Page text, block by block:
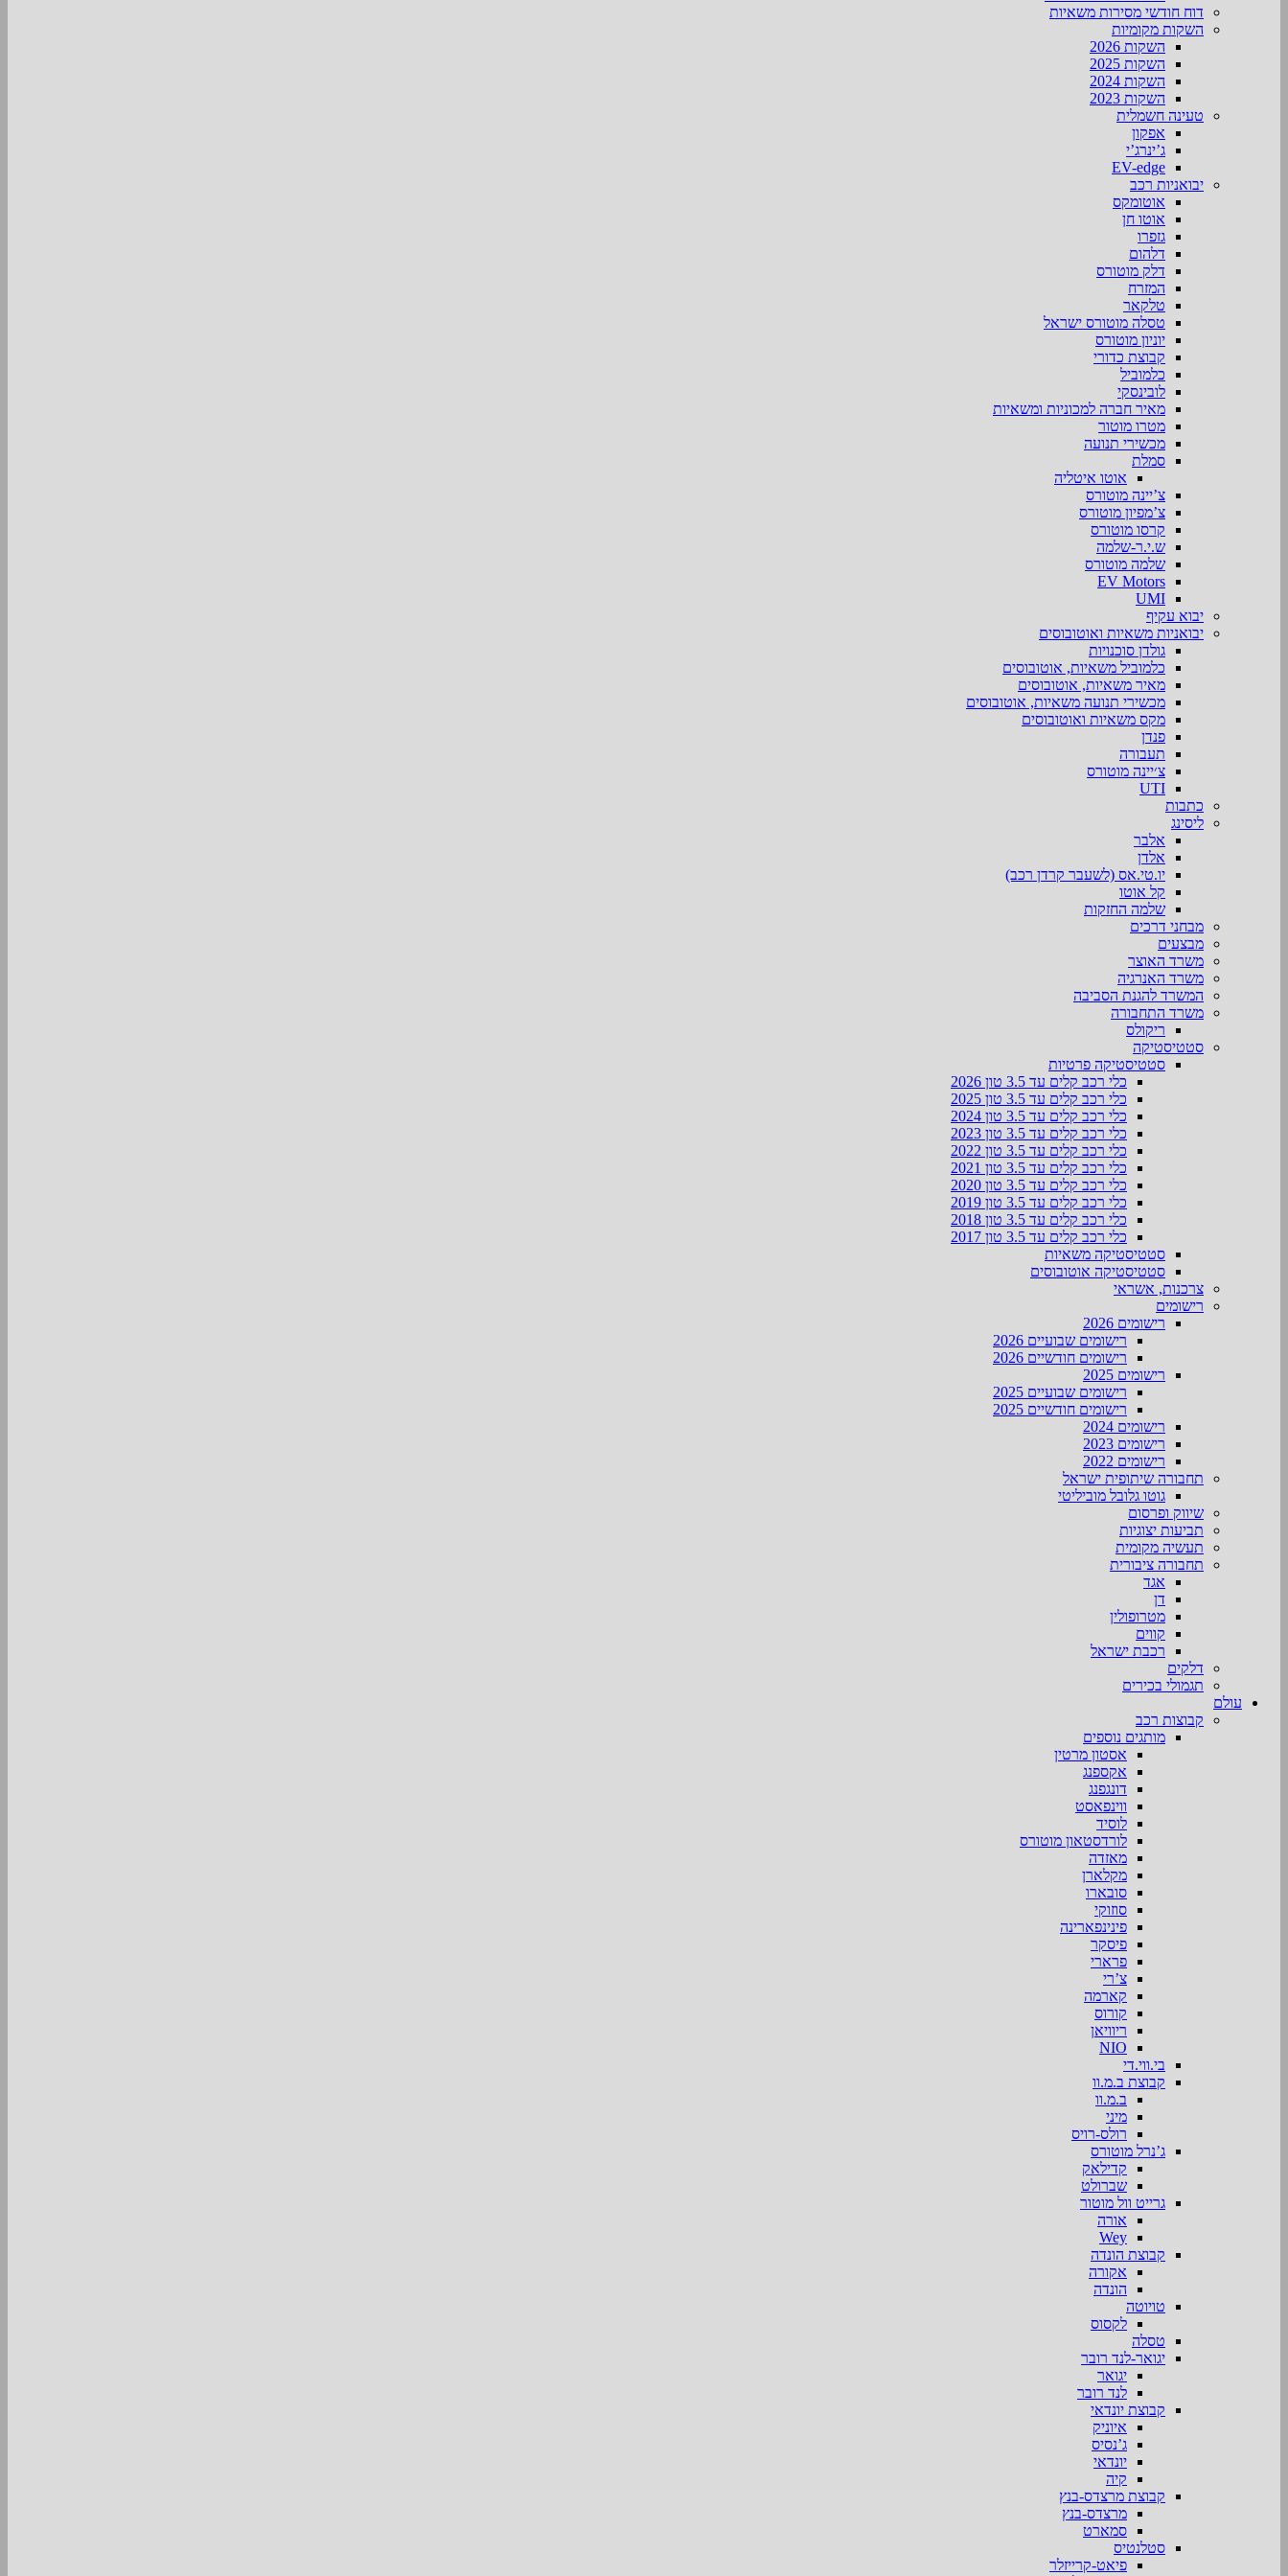
דוח חודשי מסירות משאיות
השקות מקומיות
השקות 2026
השקות 2025
השקות 2024
השקות 2023
טעינה חשמלית
אפקון
ג’ינרג’י
EV-edge
יבואניות רכב
אוטומקס
אוטו חן
גזפרו
דלהום
דלק מוטורס
המזרח
טלקאר
טסלה מוטורס ישראל
יוניון מוטורס
קבוצת כדורי
כלמוביל
לובינסקי
מאיר חברה למכוניות ומשאיות
מטרו מוטור
מכשירי תנועה
סמלת
אוטו איטליה
צ’יינה מוטורס
צ’מפיון מוטורס
קרסו מוטורס
ש.י.ר-שלמה
שלמה מוטורס
EV Motors
UMI
יבוא עקיף
יבואניות משאיות ואוטובוסים
גולדן סוכנויות
כלמוביל משאיות, אוטובוסים
מאיר משאיות, אוטובוסים
מכשירי תנועה משאיות, אוטובוסים
מקס משאיות ואוטובוסים
פנדן
תעבורה
צ׳יינה מוטורס
UTI
כתבות
ליסינג
אלבר
אלדן
יו.טי.אס (לשעבר קרדן רכב)
קל אוטו
שלמה החזקות
מבחני דרכים
מבצעים
משרד האוצר
משרד האנרגיה
המשרד להגנת הסביבה
משרד התחבורה
ריקולס
סטטיסטיקה
סטטיסטיקה פרטיות
כלי רכב קלים עד 3.5 טון 2026
כלי רכב קלים עד 3.5 טון 2025
כלי רכב קלים עד 3.5 טון 2024
כלי רכב קלים עד 3.5 טון 2023
כלי רכב קלים עד 3.5 טון 2022
כלי רכב קלים עד 3.5 טון 2021
כלי רכב קלים עד 3.5 טון 2020
כלי רכב קלים עד 3.5 טון 2019
כלי רכב קלים עד 3.5 טון 2018
כלי רכב קלים עד 3.5 טון 2017
סטטיסטיקה משאיות
סטטיסטיקה אוטובוסים
צרכנות, אשראי
רישומים
רישומים 2026
רישומים שבועיים 2026
רישומים חודשיים 2026
רישומים 2025
רישומים שבועיים 2025
רישומים חודשיים 2025
רישומים 2024
רישומים 2023
רישומים 2022
תחבורה שיתופית ישראל
גוטו גלובל מוביליטי
שיווק ופרסום
תביעות יצוגיות
תעשיה מקומית
תחבורה ציבורית
אגד
דן
מטרופולין
קווים
רכבת ישראל
דלקים
תגמולי בכירים
עולם
קבוצות רכב
מותגים נוספים
אסטון מרטין
אקספנג
דונגפנג
ווינפאסט
לוסיד
לורדסטאון מוטורס
מאזדה
מקלארן
סובארו
סוזוקי
פינינפארינה
פיסקר
פרארי
צ’רי
קארמה
קורוס
ריוויאן
NIO
בי.ווי.די
קבוצת ב.מ.וו
ב.מ.וו
מיני
רולס-רויס
ג’נרל מוטורס
קדילאק
שברולט
גרייט וול מוטור
אורה
Wey
קבוצת הונדה
אקורה
הונדה
טויוטה
לקסוס
טסלה
יגואר-לנד רובר
יגואר
לנד רובר
קבוצת יונדאי
איוניק
ג’נסיס
יונדאי
קיה
קבוצת מרצדס-בנץ
מרצדס-בנץ
סמארט
סטלנטיס
פיאט-קרייזלר